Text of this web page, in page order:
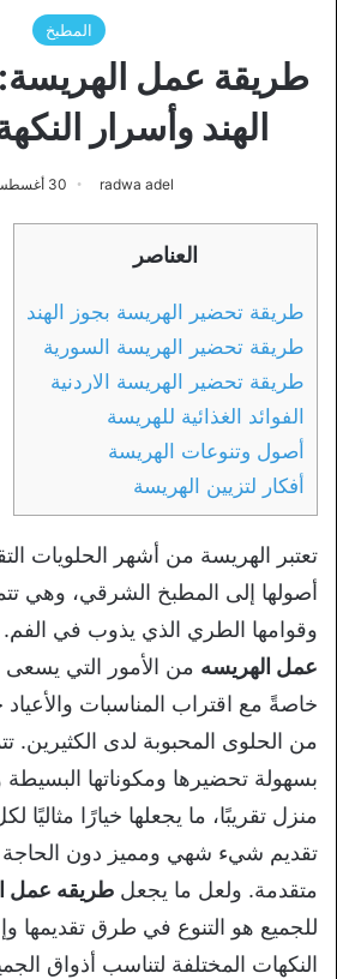
المطبخ
طريقة عمل
الهند وأسرار
radwa adel 30 أغسطس، 2025
العناصر
طريقة تحضير الهريسة بجوز الهند
طريقة تحضير الهريسة السورية
طريقة تحضير الهريسة الاردنية
الفوائد الغذائية للهريسة
أصول وتنوعات الهريسة
أفكار لتزيين الهريسة
تعتبر الهريسة من أشهر الحلويات
أصولها إلى المطبخ الشرقي، وهي
وقوامها الطري الذي يذوب في الفم.
عمل الهريسه من الأمور التي يسعى
خاصةً مع اقتراب المناسبات
من الحلوى المحبوبة لدى الكثيرين.
بسهولة تحضيرها ومكوناتها
منزل تقريبًا، ما يجعلها خيارًا
تقديم شيء شهي ومميز دون
متقدمة. ولعل ما يجعل طريقه عمل
للجميع هو التنوع في طرق تقديمها
النكهات المختلفة لتناسب أذواق